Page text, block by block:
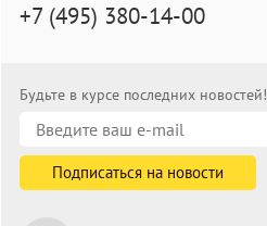
+7 (495) 380-14-00
Будьте в курсе последних новостей!